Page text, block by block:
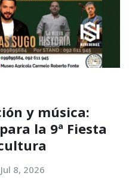
y música:
la 9ª Fiesta
Jul 8, 2026